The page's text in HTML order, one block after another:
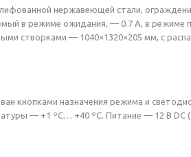
нержавеющей стали,
в режиме ожидания, — 0.7 А, в
створками — 1040×1320×205 мм, с
кнопками назначения режима и
— +1 ºС… +40 ºС. Питание — 12 В DC